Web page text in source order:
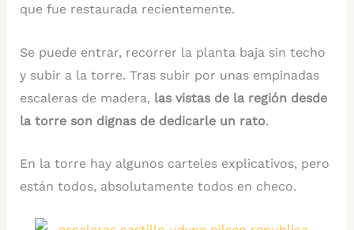
que fue restaurada recientemente.
Se puede entrar, recorrer la planta baja sin techo
y subir a la torre. Tras subir por unas empinadas
escaleras de madera, las vistas de la región desde
la torre son dignas de dedicarle un rato.
En la torre hay algunos carteles explicativos, pero
están todos, absolutamente todos en checo.